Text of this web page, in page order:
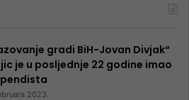
gradi BiH-Jovan Divjak“
je u posljednje 22 godine imao
2023.